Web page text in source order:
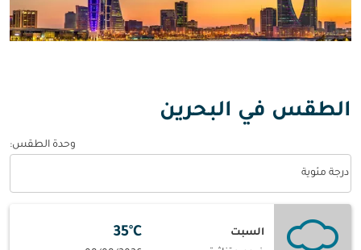
الطقس في البحرين
وحدة الطقس:
درجة مئوية
السبت
35°C